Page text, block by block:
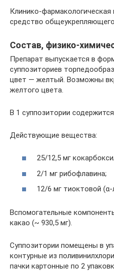
Клинико-фармакологическая
средство
Состав, физико-
Препарат выпускается в
суппозиториев
цвет — желтый. Возможны
желтого цвета.
В 1 суппозитории
Действующие вещества:
25/12,5 мг
2/1 мг рибофлавина;
12/6 мг тиоктовой
Вспомогательные
какао (~ 930,5 мг).
Суппозитории помещены в
контурные из
пачки картонные по 2